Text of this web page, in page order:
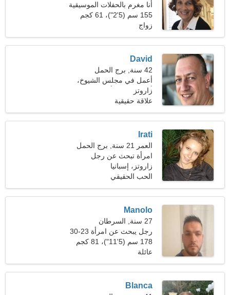
أنا مغرم بالحفلات الموسيقية
والغوص
155 سم (5'2")، 61 كجم
(134 رطلا)زواج
David
42 سنة, برج الحمل
أعمل في مجلس الشيوخ،
أحتاج إلى امرأة رائعة
زاروتز
علاقة حقيقية
Irati
العمر 21 سنة, برج الحمل
امرأة تبحث عن رجل
زاروتز، إسبانيا
الحب الحقيقي
Manolo
27 سنة, السرطان
رجل يبحث عن امرأة 23-30
178 سم (5'11")، 81 كجم
(178 رطلا)
عائلة
Blanca